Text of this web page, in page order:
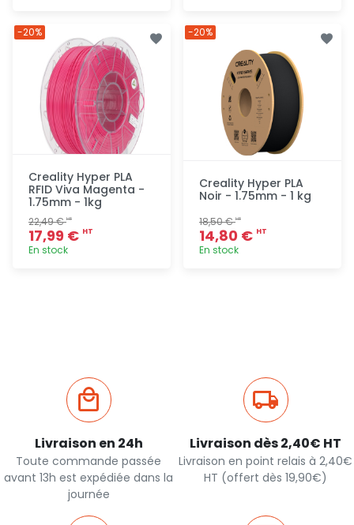
rapide
Creality Hyper PLA
RFID Viva Magenta -
1.75mm - 1kg
22,49 €HT
17,99 € HT
En stock
-20%
Creality Hyper PLA
Noir - 1.75mm - 1 kg
18,50 €HT
14,80 € HT
En stock
-20%
Livraison en 24h
Toute commande passée
avant 13h est expédiée dans la
journée
Livraison dès 2,40€ HT
Livraison en point relais à 2,40€
HT (offert dès 19,90€)